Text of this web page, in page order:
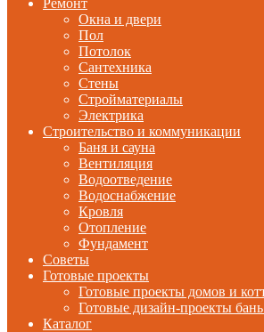
Ремонт
Окна и двери
Пол
Потолок
Сантехника
Стены
Стройматериалы
Электрика
Строительство и коммуникации
Баня и сауна
Вентиляция
Водоотведение
Водоснабжение
Кровля
Отопление
Фундамент
Советы
Готовые проекты
Готовые проекты домов и
Готовые дизайн-проекты
Каталог